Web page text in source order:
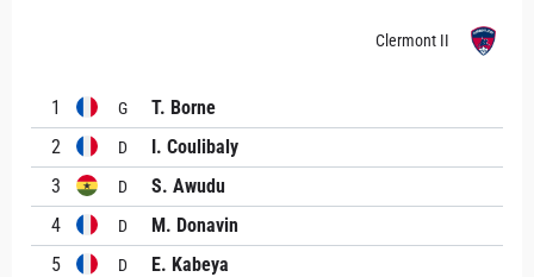
Clermont II
1 G
T. Borne
2
D
I. Coulibaly
3
D
S. Awudu
4
D
M. Donavin
5
D
E. Kabeya